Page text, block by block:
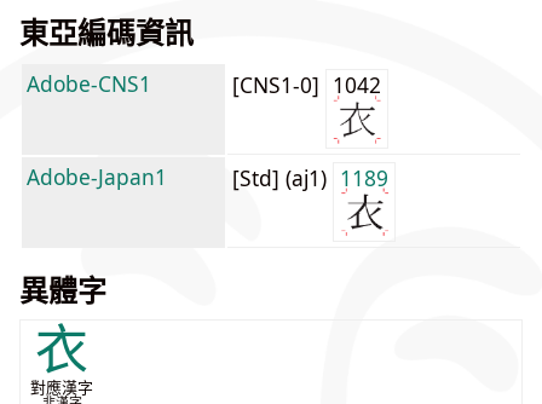
東亞編碼資訊
Adobe-CNS1 [CNS1-0] 1042
Adobe-Japan1 [Std] (aj1) 1189
異體字
衣
對應漢字